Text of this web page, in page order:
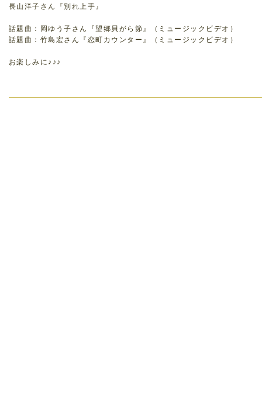
長山洋子さん『別れ上手』
話題曲：岡ゆう子さん『望郷貝がら節』（ミュージックビデオ）
話題曲：竹島宏さん『恋町カウンター』（ミュージックビデオ）
お楽しみに♪♪♪